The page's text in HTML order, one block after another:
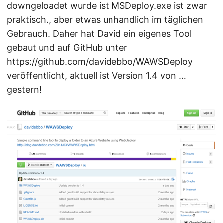
downgeloadet wurde ist MSDeploy.exe ist zwar
praktisch., aber etwas unhandlich im täglichen
Gebrauch. Daher hat David ein eigenes Tool
gebaut und auf GitHub unter
https://github.com/davidebbo/WAWSDeploy
veröffentlicht, aktuell ist Version 1.4 von …
gestern!